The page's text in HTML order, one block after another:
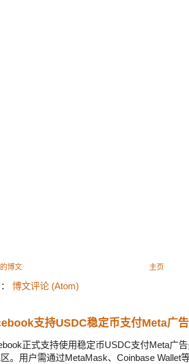
博文 主页
博文评论 (Atom)
支持USDC稳定币支付Meta广
正式支持使用稳定币USDC支付Meta广
。用户需通过MetaMask、Coinbase Wallet